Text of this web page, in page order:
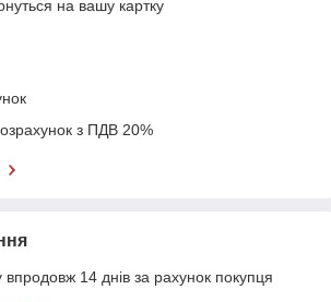
на вашу картку
з ПДВ 20%
14 днів за рахунок покупця